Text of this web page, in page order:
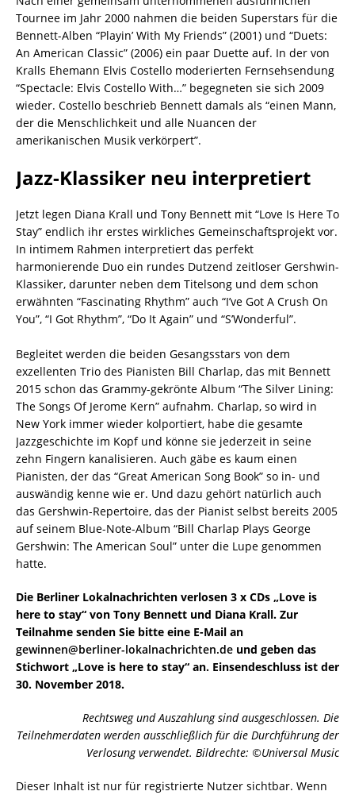
Tournee im Jahr 2000 nahmen die beiden Superstars für die
Bennett-Alben “Playin’ With My Friends” (2001) und “Duets:
An American Classic” (2006) ein paar Duette auf. In der von
Kralls Ehemann Elvis Costello moderierten Fernsehsendung
“Spectacle: Elvis Costello With…” begegneten sie sich 2009
wieder. Costello beschrieb Bennett damals als “einen Mann,
der die Menschlichkeit und alle Nuancen der
amerikanischen Musik verkörpert”.
Jazz-Klassiker neu interpretiert
Jetzt legen Diana Krall und Tony Bennett mit “Love Is Here To
Stay” endlich ihr erstes wirkliches Gemeinschaftsprojekt vor.
In intimem Rahmen interpretiert das perfekt
harmonierende Duo ein rundes Dutzend zeitloser Gershwin-
Klassiker, darunter neben dem Titelsong und dem schon
erwähnten “Fascinating Rhythm” auch “I’ve Got A Crush On
You”, “I Got Rhythm”, “Do It Again” und “S’Wonderful”.
Begleitet werden die beiden Gesangsstars von dem
exzellenten Trio des Pianisten Bill Charlap, das mit Bennett
2015 schon das Grammy-gekrönte Album “The Silver Lining:
The Songs Of Jerome Kern” aufnahm. Charlap, so wird in
New York immer wieder kolportiert, habe die gesamte
Jazzgeschichte im Kopf und könne sie jederzeit in seine
zehn Fingern kanalisieren. Auch gäbe es kaum einen
Pianisten, der das “Great American Song Book” so in- und
auswändig kenne wie er. Und dazu gehört natürlich auch
das Gershwin-Repertoire, das der Pianist selbst bereits 2005
auf seinem Blue-Note-Album “Bill Charlap Plays George
Gershwin: The American Soul” unter die Lupe genommen
hatte.
Die Berliner Lokalnachrichten verlosen 3 x CDs „Love is
here to stay“ von Tony Bennett und Diana Krall. Zur
Teilnahme senden Sie bitte eine E-Mail an
gewinnen@berliner-lokalnachrichten.de und geben das
Stichwort „Love is here to stay“ an. Einsendeschluss ist der
30. November 2018.
Rechtsweg und Auszahlung sind ausgeschlossen. Die
Teilnehmerdaten werden ausschließlich für die Durchführung der
Verlosung verwendet. Bildrechte: ©Universal Music
Dieser Inhalt ist nur für registrierte Nutzer sichtbar. Wenn